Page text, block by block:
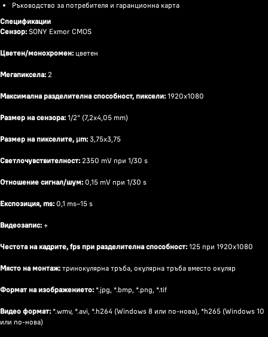
Ръководство за потребителя и гаранционна карта
Спецификации
Сензор: SONY Exmor CMOS
Цветен/монохромен: цветен
Мегапиксела: 2
Максимална разделителна способност, пиксели: 1920x1080
Размер на сензора: 1/2" (7,2x4,05 mm)
Размер на пикселите, μm: 3,75x3,75
Светлочувствителност: 2350 mV при 1/30 s
Отношение сигнал/шум: 0,15 mV при 1/30 s
Експозиция, ms: 0,1 ms–15 s
Видеозапис: +
Честота на кадрите, fps при разделителна способност: 125 при 1920x1080
Място на монтаж: тринокулярна тръба, окулярна тръба вместо окуляр
Формат на изображението: *.jpg, *.bmp, *.png, *.tif
Видео формат: *.wmv, *.avi, *.h264 (Windows 8 или по-нова), *h265 (Windows 10
или по-нова)